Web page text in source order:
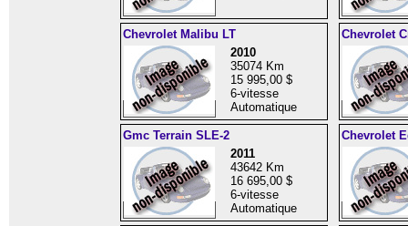
Chevrolet Malibu LT
2010
35074 Km
15 995,00 $
6-vitesse
Automatique
Chevrolet
Gmc Terrain SLE-2
2011
43642 Km
16 695,00 $
6-vitesse
Automatique
Chevrolet